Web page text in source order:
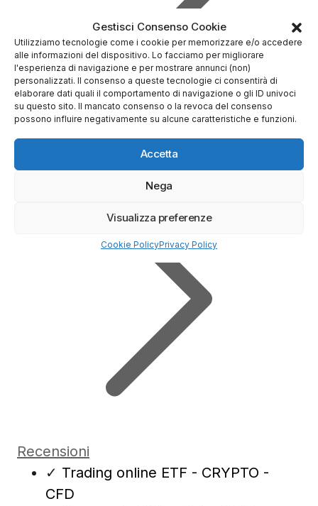
Gestisci Consenso Cookie
Utilizziamo tecnologie come i cookie per memorizzare e/o accedere
alle informazioni del dispositivo. Lo facciamo per migliorare
l'esperienza di navigazione e per mostrare annunci (non)
personalizzati. Il consenso a queste tecnologie ci consentirà di
elaborare dati quali il comportamento di navigazione o gli ID univoci
su questo sito. Il mancato consenso o la revoca del consenso
possono influire negativamente su alcune caratteristiche e funzioni.
Accetta
Nega
Visualizza preferenze
Cookie PolicyPrivacy Policy
Prova Demo Gratuita
Recensioni
✓ Trading online ETF - CRYPTO -
CFD